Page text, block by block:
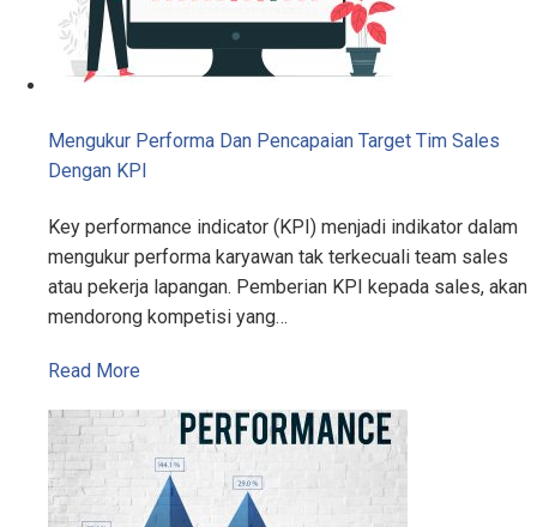
Mengukur Performa Dan Pencapaian Target Tim Sales
Dengan KPI
Key performance indicator (KPI) menjadi indikator dalam
mengukur performa karyawan tak terkecuali team sales
atau pekerja lapangan. Pemberian KPI kepada sales, akan
mendorong kompetisi yang…
Read More